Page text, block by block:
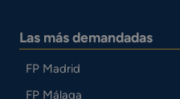
Las más demandadas
FP Madrid
FP Málaga